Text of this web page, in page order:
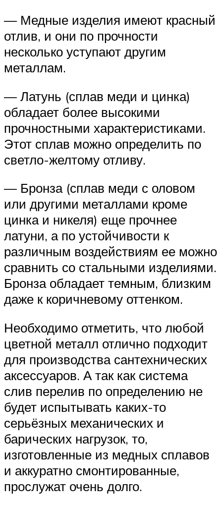
— Медные изделия имеют красный
отлив, и они по прочности
несколько уступают другим
металлам.
— Латунь (сплав меди и цинка)
обладает более высокими
прочностными характеристиками.
Этот сплав можно определить по
светло-желтому отливу.
— Бронза (сплав меди с оловом
или другими металлами кроме
цинка и никеля) еще прочнее
латуни, а по устойчивости к
различным воздействиям ее можно
сравнить со стальными изделиями.
Бронза обладает темным, близким
даже к коричневому оттенком.
Необходимо отметить, что любой
цветной металл отлично подходит
для производства сантехнических
аксессуаров. А так как система
слив перелив по определению не
будет испытывать каких-то
серьёзных механических и
барических нагрузок, то,
изготовленные из медных сплавов
и аккуратно смонтированные,
прослужат очень долго.